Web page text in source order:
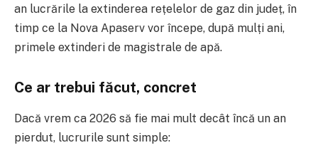
an lucrările la extinderea rețelelor de gaz din județ, în
timp ce la Nova Apaserv vor începe, după mulți ani,
primele extinderi de magistrale de apă.
Ce ar trebui făcut, concret
Dacă vrem ca 2026 să fie mai mult decât încă un an
pierdut, lucrurile sunt simple: